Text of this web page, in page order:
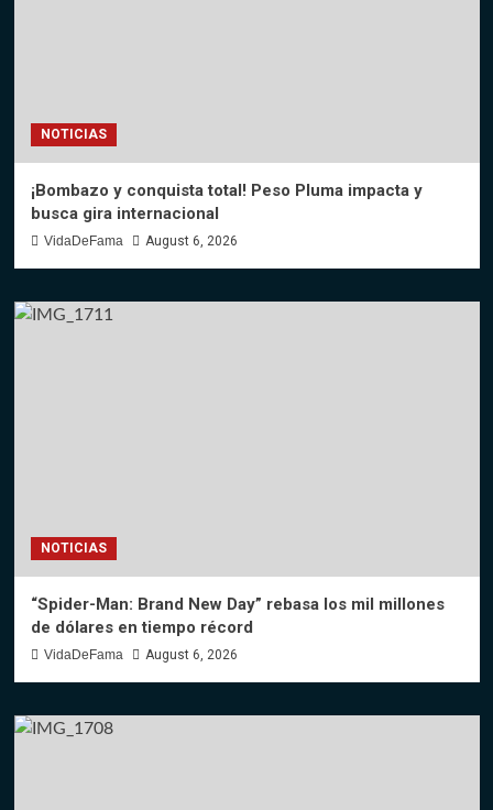
NOTICIAS
¡Bombazo y conquista total! Peso Pluma impacta y
busca gira internacional
VidaDeFama August 6, 2026
NOTICIAS
“Spider-Man: Brand New Day” rebasa los mil millones
de dólares en tiempo récord
VidaDeFama August 6, 2026